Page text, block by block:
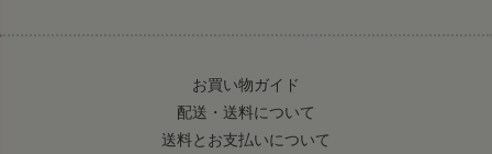
お買い物ガイド
配送・送料について
送料とお支払いについて